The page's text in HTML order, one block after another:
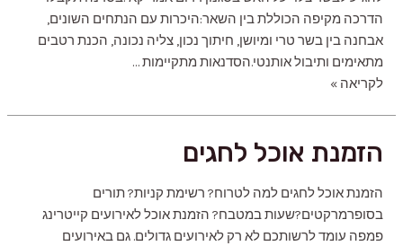
הדרכה מקיפה הכוללת בין השאר:היכרות עם הנתחים השונים,
אבחנה בין בשר טרי ומיושן, חיתוך נכון, צליה נכונה, הכנת רטבים
מתאימים ותיבול אותנטי.הסדנאות מתקיימות …
סדנאות
(אסאדורים)
לקריאה »
הזמנת אוכל לחגים
הזמנת אוכל לחגים למה לטרוח? רשימת קניות? תורים
בסופרמרקטים?שעות במטבח? הזמנת אוכל לאירועים קייטרינג
פמפה עומד לרשותכם לא רק לאירועים גדולים. גם באירועים